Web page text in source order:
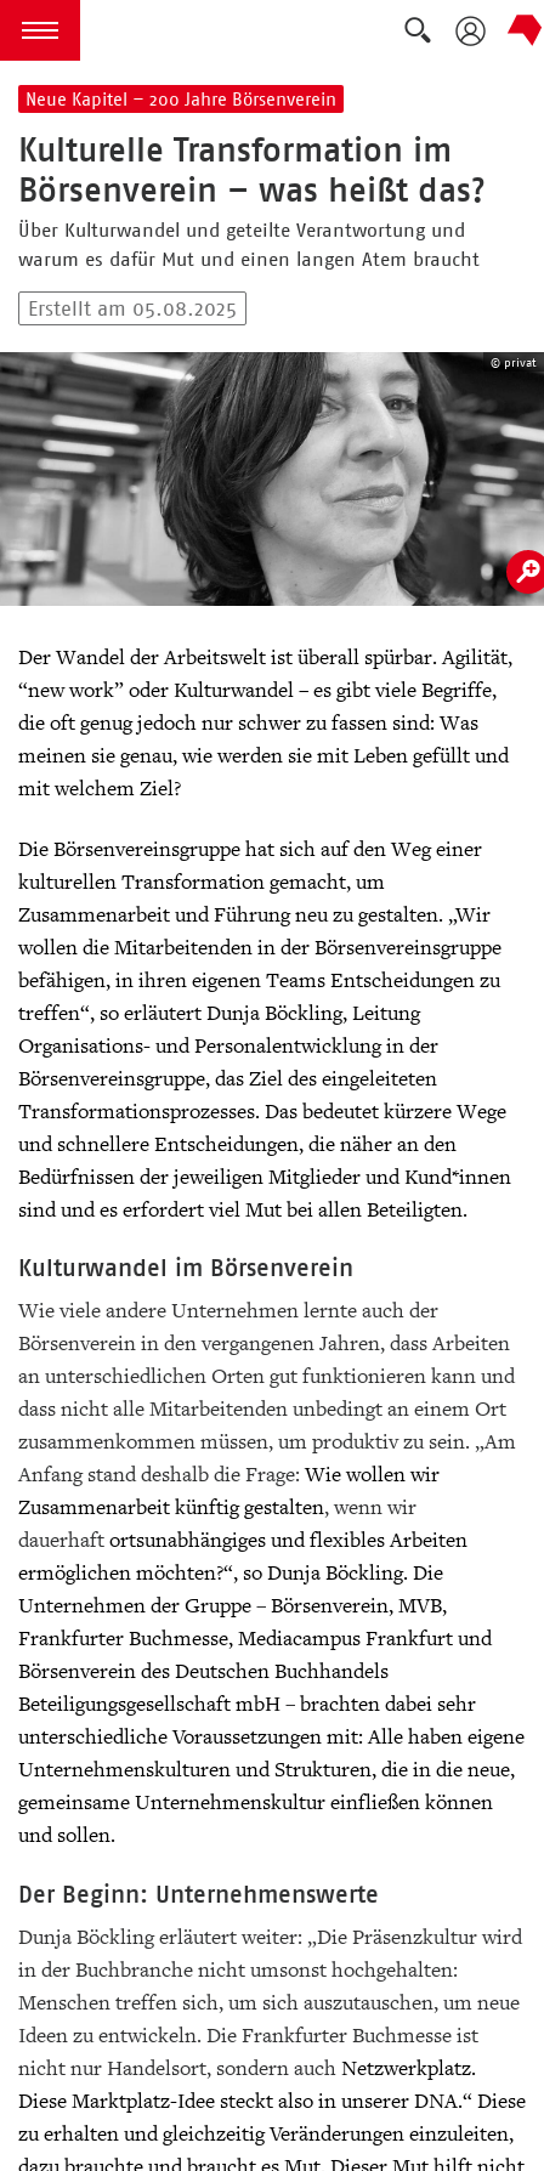
zum Inhalt springen
Menü öffnen
Suche
Neue Kapitel – 200 Jahre Börsenverein
Kulturelle Transformation im
Börsenverein – was heißt das?
Über Kulturwandel und geteilte Verantwortung und
warum es dafür Mut und einen langen Atem braucht
Erstellt am 05.08.2025
© privat
Der Wandel der Arbeitswelt ist überall spürbar. Agilität,
“new work” oder Kulturwandel – es gibt viele Begriffe,
die oft genug jedoch nur schwer zu fassen sind: Was
meinen sie genau, wie werden sie mit Leben gefüllt und
mit welchem Ziel?
Die Börsenvereinsgruppe hat sich auf den Weg einer
kulturellen Transformation gemacht, um
Zusammenarbeit und Führung neu zu gestalten. „Wir
wollen die Mitarbeitenden in der Börsenvereinsgruppe
befähigen, in ihren eigenen Teams Entscheidungen zu
treffen“, so erläutert Dunja Böckling, Leitung
Organisations- und Personalentwicklung in der
Börsenvereinsgruppe, das Ziel des eingeleiteten
Transformationsprozesses. Das bedeutet kürzere Wege
und schnellere Entscheidungen, die näher an den
Bedürfnissen der jeweiligen Mitglieder und Kund*innen
sind und es erfordert viel Mut bei allen Beteiligten.
Kulturwandel im Börsenverein
Wie viele andere Unternehmen lernte auch der
Börsenverein in den vergangenen Jahren, dass Arbeiten
an unterschiedlichen Orten gut funktionieren kann und
dass nicht alle Mitarbeitenden unbedingt an einem Ort
zusammenkommen müssen, um produktiv zu sein. „Am
Anfang stand deshalb die Frage:Wie wollen wir
Zusammenarbeit künftig gestalten, wenn wir
dauerhaftortsunabhängiges und flexibles Arbeiten
ermöglichen möchten?“, so Dunja Böckling. Die
Unternehmen der Gruppe–Börsenverein, MVB,
Frankfurter Buchmesse, Mediacampus Frankfurt und
Börsenverein des Deutschen Buchhandels
Beteiligungsgesellschaft mbH–brachten dabei sehr
unterschiedliche Voraussetzungen mit: Alle haben eigene
Unternehmenskulturen und Strukturen, die in die neue,
gemeinsame Unternehmenskultur einfließen können
und sollen.
Der Beginn: Unternehmenswerte
Dunja Böckling erläutert weiter: „Die Präsenzkultur wird
in der Buchbranche nicht umsonst hochgehalten:
Menschen treffen sich, um sich auszutauschen, um neue
Ideen zu entwickeln. Die Frankfurter Buchmesse ist
nicht nur Handelsort, sondern auchNetzwerkplatz.
Diese Marktplatz-Idee steckt also in unserer DNA.“ Diese
zu erhalten und gleichzeitig Veränderungen einzuleiten,